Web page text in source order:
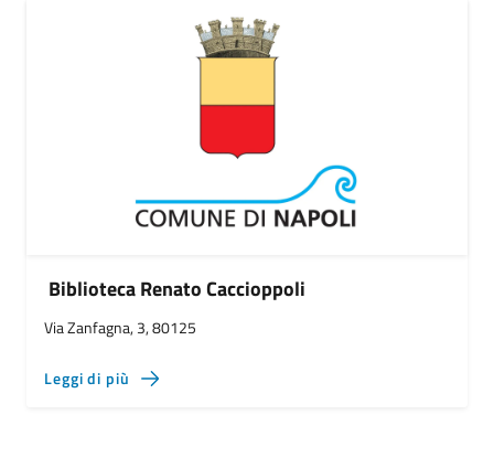
Biblioteca Renato Caccioppoli
Via Zanfagna, 3, 80125
Leggi di più